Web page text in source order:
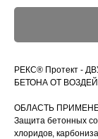
РЕКС® Протект -
БЕТОНА ОТ
ОБЛАСТЬ
Защита бетонных
хлоридов,